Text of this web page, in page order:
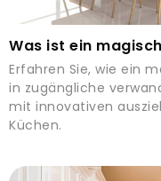
Was ist ein
Erfahren Sie, wie ein
in zugängliche
mit innovativen
Küchen.